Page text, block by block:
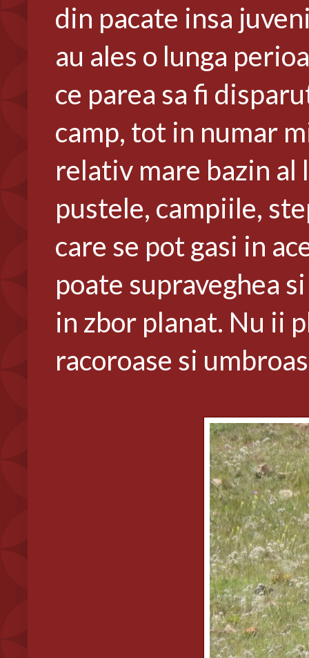
din pacate insa
au ales o lunga
ce parea sa fi
camp, tot in numar
relativ mare bazin al
pustele, campiile,
care se pot gasi in
poate supraveghea
in zbor planat. Nu ii
racoroase si